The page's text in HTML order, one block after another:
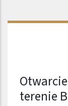
terenie